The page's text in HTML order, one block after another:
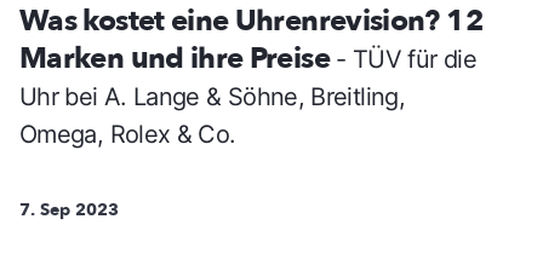
Was kostet eine Uhrenrevision? 12
Marken und ihre Preise - TÜV für die
Uhr bei A. Lange & Söhne, Breitling,
Omega, Rolex & Co.
7. Sep 2023